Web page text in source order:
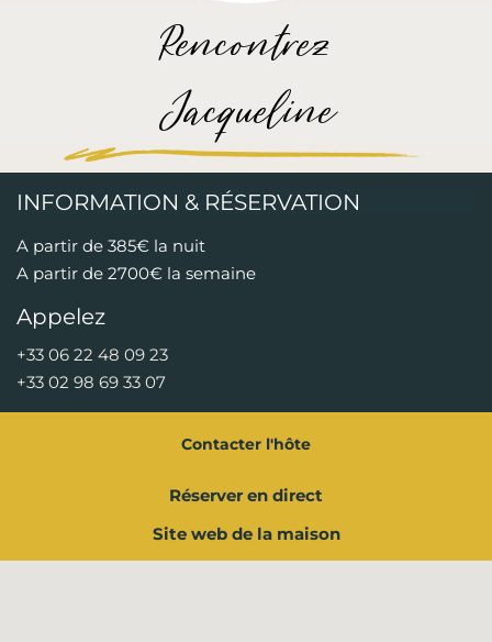
Rencontrez
Jacqueline
INFORMATION & RÉSERVATION
A partir de 385€ la nuit
A partir de 2700€ la semaine
Appelez
+33 06 22 48 09 23
+33 02 98 69 33 07
Contacter l'hôte
Réserver en direct
Site web de la maison